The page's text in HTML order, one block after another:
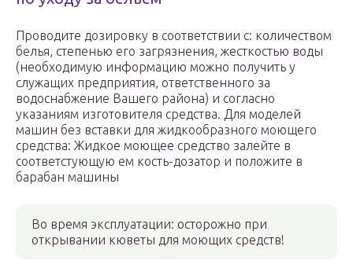
Проводите дозировку в соответствии с: количеством
белья, степенью его загрязнения, жесткостью воды
(необходимую информацию можно получить у
служащих предприятия, ответственного за
водоснабжение Вашего района) и согласно
указаниям изготовителя средства. Для моделей
машин без вставки для жидкообразного моющего
средства: Жидкое моющее средство залейте в
соответстующую ем кость-дозатор и положите в
барабан машины
Во время эксплуатации: осторожно при
открывании кюветы для моющих средств!